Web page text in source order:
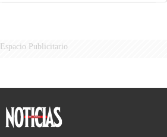
Espacio Publicitario